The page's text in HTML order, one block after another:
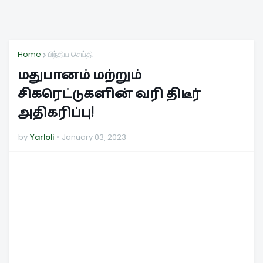
Home பிந்திய செய்தி
மதுபானம் மற்றும்
சிகரெட்டுகளின் வரி திடீர்
அதிகரிப்பு!
by Yarloli January 03, 2023